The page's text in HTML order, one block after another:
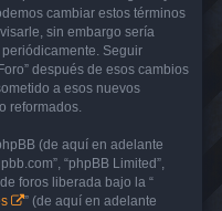
cambiar estos términos
sin embargo sería
Seguir
después de esos cambios
a esos nuevos
reformados.
(de aquí en adelante
“phpBB Limited”,
foros liberada bajo la “
” (de aquí en adelante